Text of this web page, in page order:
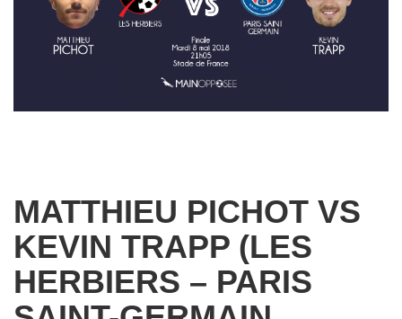
MATTHIEU PICHOT VS
KEVIN TRAPP (LES
HERBIERS – PARIS